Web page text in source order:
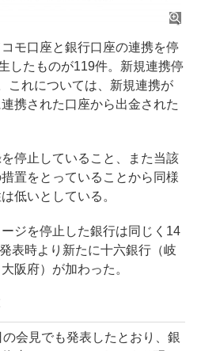
モ口座と銀行口座の連携を停
したものが119件。新規連携停
これについては、新規連携が
携された口座から出金された
停止していること、また当該
置をとっていることから同様
低いとしている。
ジを停止した銀行は同じく14
表時より新たに十六銀行（岐
阪府）が加わった。
会見でも発表したとおり、銀